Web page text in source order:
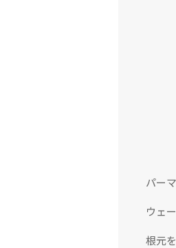
パー
ウェ
根元